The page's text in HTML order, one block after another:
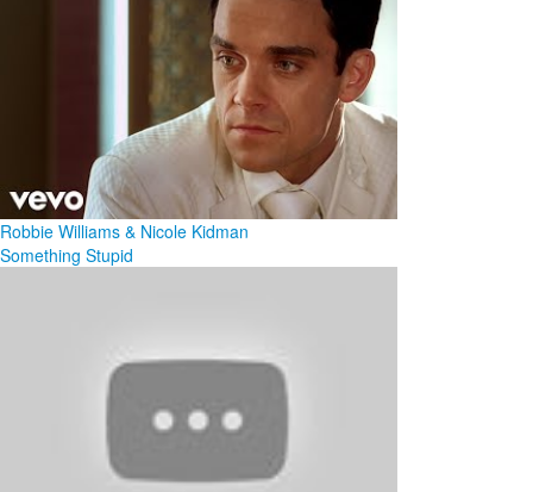
Robbie Williams & Nicole Kidman
Something Stupid